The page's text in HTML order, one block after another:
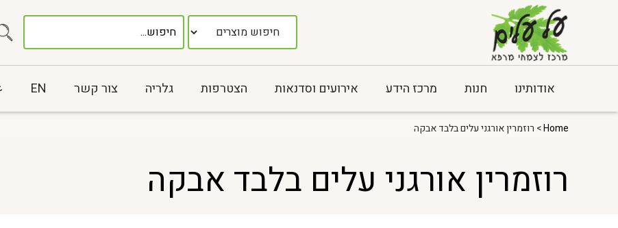
אודותינו חנות מרכז הידע אירועים וסדנאות הצטרפות גלריה צור קשר EN
Home> רוזמרין אורגני עלים בלבד אבקה
רוזמרין אורגני עלים בלבד אבקה